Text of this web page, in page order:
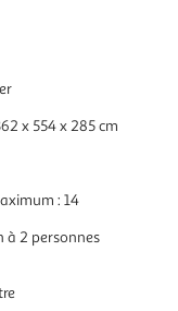
x 554 x 285 cm
: 14
à 2 personnes